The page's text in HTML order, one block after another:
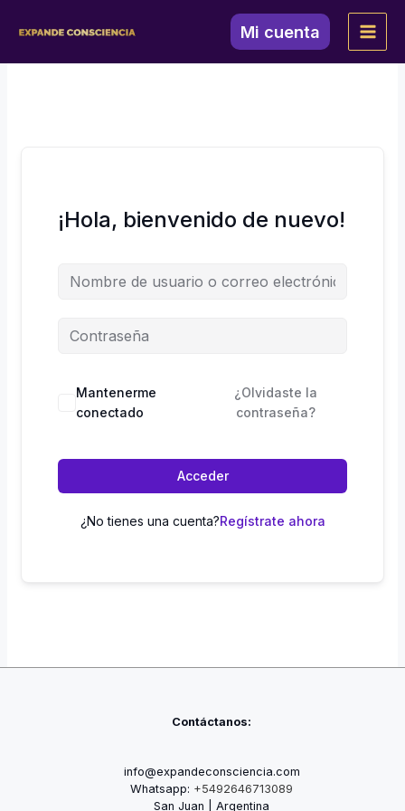
Mi cuenta
¡Hola, bienvenido de nuevo!
Mantenerme
conectado
¿Olvidaste la
contraseña?
Acceder
¿No tienes una cuenta?Regístrate ahora
Contáctanos:
info@expandeconsciencia.com
Whatsapp: +5492646713089
San Juan | Argentina